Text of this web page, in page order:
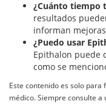
¿Cuánto tiempo
resultados
informan
¿Puedo usar
Epithalon puede
como se
Este contenido es solo
médico. Siempre consulte